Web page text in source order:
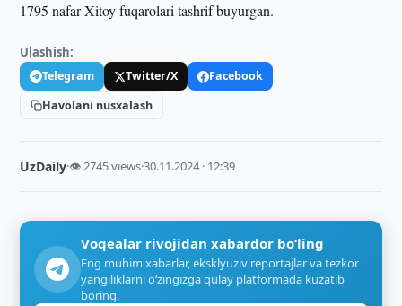
1795 nafar Xitoy fuqarolari tashrif buyurgan.
Ulashish:
Telegram Twitter/X
Facebook
Havolani nusxalash
UzDaily·👁 2745 views·30.11.2024 · 12:39
Voqealar rivojidan xabardor bo‘ling
Eng muhim xabarlar, eksklyuziv reportajlar va tezkor
yangiliklarni o‘zingizga qulay platformada kuzatib
boring.